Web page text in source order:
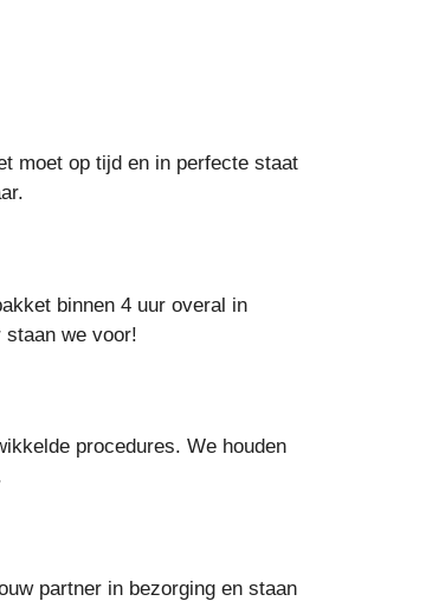
moet op tijd en in perfecte staat
binnen 4 uur overal in
staan we voor!
procedures. We houden
partner in bezorging en staan